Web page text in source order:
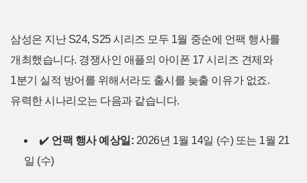
삼성은 지난 S24, S25 시리즈 모두 1월 중순에 언팩 행사를
개최했습니다. 경쟁사인 애플의 아이폰 17 시리즈 견제와
1분기 실적 방어를 위해서라도 출시를 늦출 이유가 없죠.
유력한 시나리오는 다음과 같습니다.
✔️ 언팩 행사 예상일: 2026년 1월 14일 (수) 또는 1월 21
일 (수)